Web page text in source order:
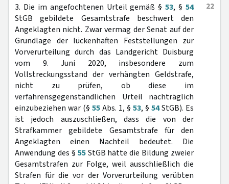
22
3. Die im angefochtenen Urteil gemäß §53, §54
StGB gebildete Gesamtstrafe beschwert den
Angeklagten nicht. Zwar vermag der Senat auf der
Grundlage der lückenhaften Feststellungen zur
Vorverurteilung durch das Landgericht Duisburg
vom 9. Juni 2020, insbesondere zum
Vollstreckungsstand der verhängten Geldstrafe,
nicht zu prüfen, ob diese im
verfahrensgegenständlichen Urteil nachträglich
einzubeziehen war (§ 55Abs. 1, § 53, § 54StGB). Es
ist jedoch auszuschließen, dass die von der
Strafkammer gebildete Gesamtstrafe für den
Angeklagten einen Nachteil bedeutet. Die
Anwendung des § 55StGB hätte die Bildung zweier
Gesamtstrafen zur Folge, weil ausschließlich die
Strafen für die vor der Vorverurteilung verübten